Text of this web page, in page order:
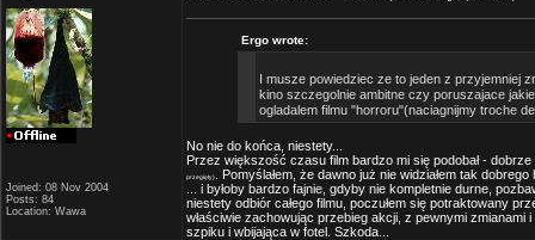
Joined: 08 Nov 2004
Posts: 84
Location: Wawa
Ergo wrote:
I musze powiedziec ze to jeden z przyjemniej
kino szczegolnie ambitne czy poruszajace
ogladalem filmu "horroru"(naciagnijmy troche
No nie do końca, niestety...
Przez większość czasu film bardzo mi się podobał -
przegięty)
. Pomyślałem, że dawno już nie widziałem tak
... i byłoby bardzo fajnie, gdyby nie kompletnie durne,
niestety odbiór całego filmu, poczułem się potraktowany
właściwie zachowując przebieg akcji, z pewnymi
szpiku i wbijająca w fotel. Szkoda...